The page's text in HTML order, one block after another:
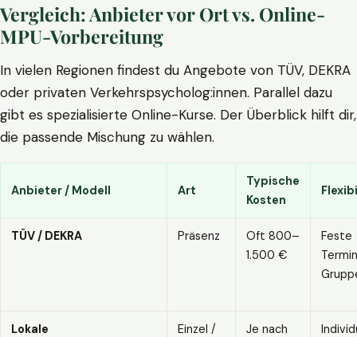
Vergleich: Anbieter vor Ort vs. Online-
MPU-Vorbereitung
In vielen Regionen findest du Angebote von TÜV, DEKRA
oder privaten Verkehrspsycholog:innen. Parallel dazu
gibt es spezialisierte Online-Kurse. Der Überblick hilft dir,
die passende Mischung zu wählen.
Anbieter / Modell Art
Typische
Kosten
TÜV / DEKRA Präsenz
Oft 800–
1.500 €
Feste
Lokale
Einzel /
Je nach